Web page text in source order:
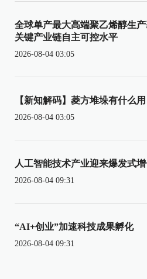
全球单产最大高端聚乙烯醇生
关键产业链自主可控水平
2026-08-04 03:05
【新知解码】菱方堆垛有什么用
2026-08-04 03:05
人工智能技术产业迎来爆发式
2026-08-04 09:31
“AI+创业”加速科技成果孵化
2026-08-04 09:31